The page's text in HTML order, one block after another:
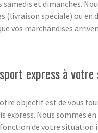
samedis et dimanches.
(livraison spéciale) ou en
vos marchandises
express à votre
notre objectif est de vous
express. Nous sommes
de votre situation